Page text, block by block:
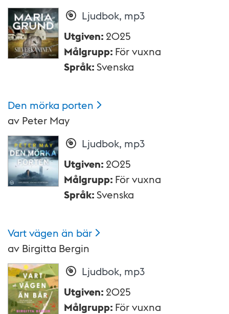
Ljudbok, mp3
Utgiven: 2025
Målgrupp: För vuxna
Språk:Svenska
Den mörka porten
av Peter May
Ljudbok, mp3
Utgiven: 2025
Målgrupp: För vuxna
Språk:Svenska
Vart vägen än bär
av Birgitta Bergin
Ljudbok, mp3
Utgiven: 2025
Målgrupp: För vuxna